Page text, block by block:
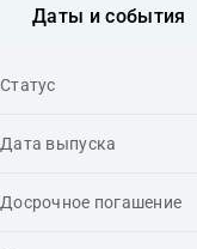
Даты и события
Статус
Дата выпуска
Досрочное погашение